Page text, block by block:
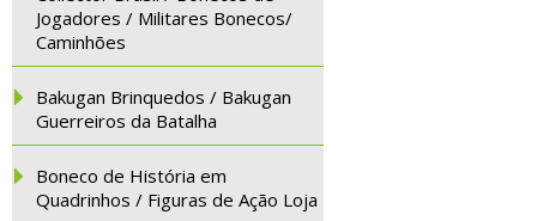
Jogadores / Militares Bonecos/
Caminhões
Bakugan Brinquedos / Bakugan
Guerreiros da Batalha
Boneco de História em
Quadrinhos / Figuras de Ação Loja